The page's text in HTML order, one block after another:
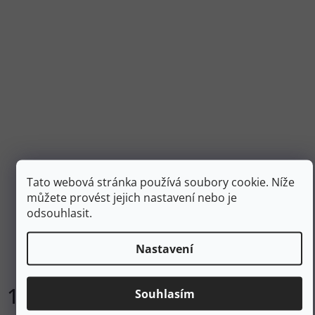
Tato webová stránka používá soubory cookie. Níže
můžete provést jejich nastavení nebo je
odsouhlasit.
Nastavení
Souhlasím
SIGA ACTIVE OUTDOOR Impregnace 300 ml
Skladem
190 Kč